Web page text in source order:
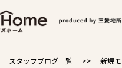
サイト リフォームサイ
スタッフブログ一覧 新規